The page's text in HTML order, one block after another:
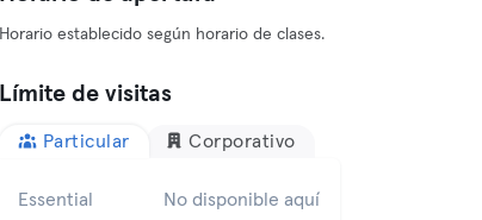
Horario establecido según horario de clases.
Límite de visitas
Particular Corporativo
Essential No disponible aquí